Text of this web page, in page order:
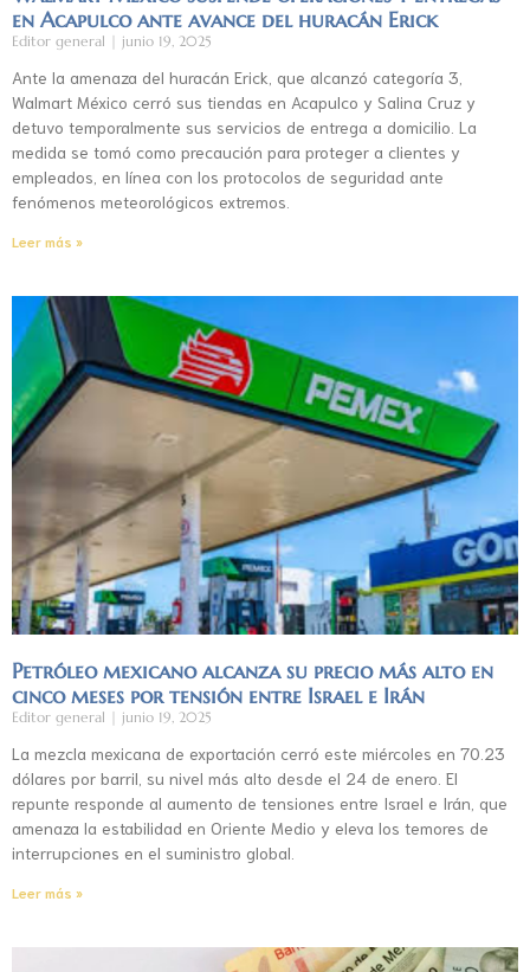
en Acapulco ante avance del huracán Erick
Editor general junio 19, 2025
Ante la amenaza del huracán Erick, que alcanzó categoría 3,
Walmart México cerró sus tiendas en Acapulco y Salina Cruz y
detuvo temporalmente sus servicios de entrega a domicilio. La
medida se tomó como precaución para proteger a clientes y
empleados, en línea con los protocolos de seguridad ante
fenómenos meteorológicos extremos.
Leer más »
Petróleo mexicano alcanza su precio más alto en
cinco meses por tensión entre Israel e Irán
Editor general junio 19, 2025
La mezcla mexicana de exportación cerró este miércoles en 70.23
dólares por barril, su nivel más alto desde el 24 de enero. El
repunte responde al aumento de tensiones entre Israel e Irán, que
amenaza la estabilidad en Oriente Medio y eleva los temores de
interrupciones en el suministro global.
Leer más »